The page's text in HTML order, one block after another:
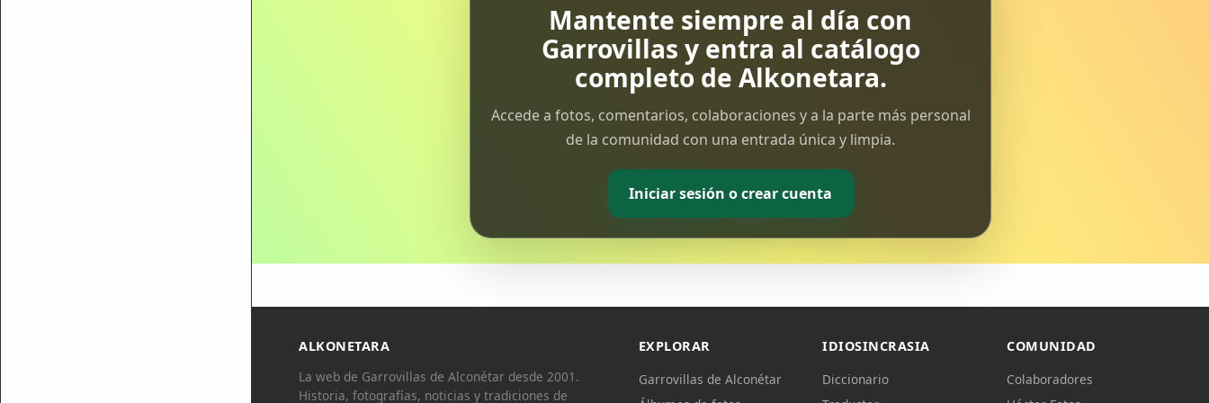
Mantente siempre al día con
Garrovillas y entra al catálogo
completo de Alkonetara.
Accede a fotos, comentarios, colaboraciones y a la parte más personal
de la comunidad con una entrada única y limpia.
Iniciar sesión o crear cuenta
ALKONETARA
La web de Garrovillas de Alconétar desde 2001.
Historia, fotografías, noticias y tradiciones de
EXPLORAR
Garrovillas de Alconétar
IDIOSINCRASIA
Diccionario
COMUNIDAD
Colaboradores